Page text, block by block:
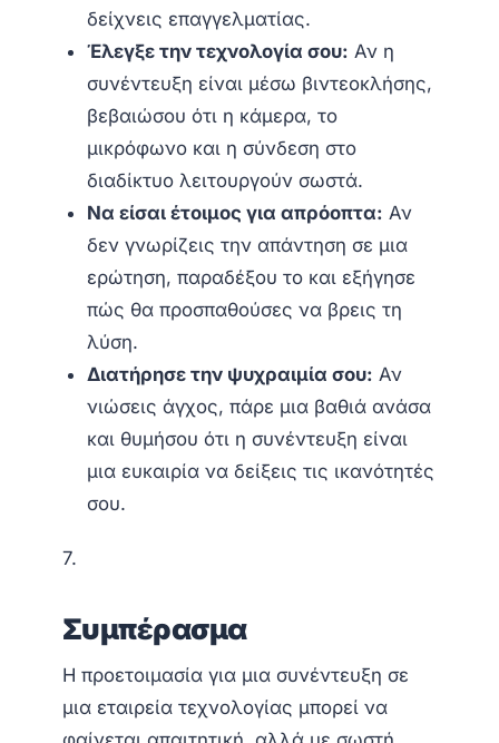
δείχνεις επαγγελματίας.
Έλεγξε την τεχνολογία σου: Αν η
συνέντευξη είναι μέσω βιντεοκλήσης,
βεβαιώσου ότι η κάμερα, το
μικρόφωνο και η σύνδεση στο
διαδίκτυο λειτουργούν σωστά.
Να είσαι έτοιμος για απρόοπτα: Αν
δεν γνωρίζεις την απάντηση σε μια
ερώτηση, παραδέξου το και εξήγησε
πώς θα προσπαθούσες να βρεις τη
λύση.
Διατήρησε την ψυχραιμία σου: Αν
νιώσεις άγχος, πάρε μια βαθιά ανάσα
και θυμήσου ότι η συνέντευξη είναι
μια ευκαιρία να δείξεις τις ικανότητές
σου.
7.
Συμπέρασμα
Η προετοιμασία για μια συνέντευξη σε
μια εταιρεία τεχνολογίας μπορεί να